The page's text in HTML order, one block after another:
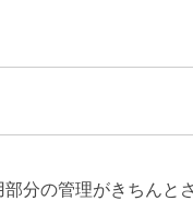
部分の管理がきちんと